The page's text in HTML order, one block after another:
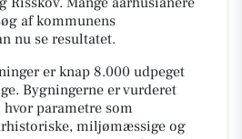
af kommunens
nu se resultatet.
er knap 8.000 udpeget
Bygningerne er vurderet
hvor parametre som
miljømæssige og